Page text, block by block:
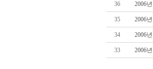
36 2006
35 2006
34 2006
33 2006